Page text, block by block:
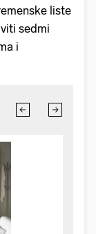
liste
sedmi
i